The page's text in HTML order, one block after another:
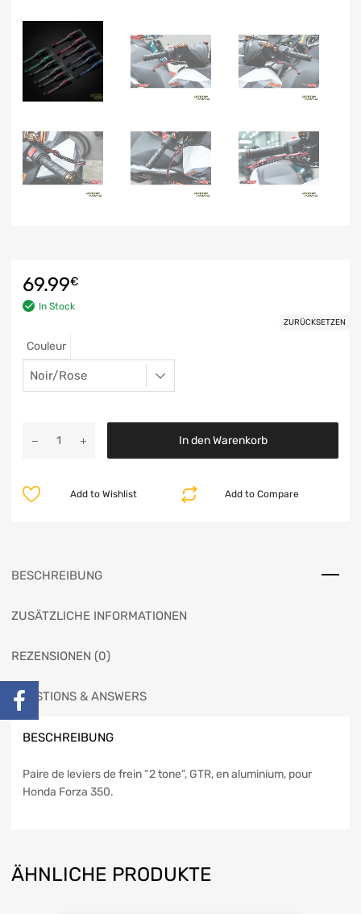
69.99€
In Stock
Couleur
ZURÜCKSETZEN
In den Warenkorb
Add to Compare
Add to Wishlist
BESCHREIBUNG
ZUSÄTZLICHE INFORMATIONEN
REZENSIONEN (0)
QUESTIONS & ANSWERS
BESCHREIBUNG
Paire de leviers de frein “2 tone”, GTR, en aluminium, pour
Honda Forza 350.
ÄHNLICHE PRODUKTE